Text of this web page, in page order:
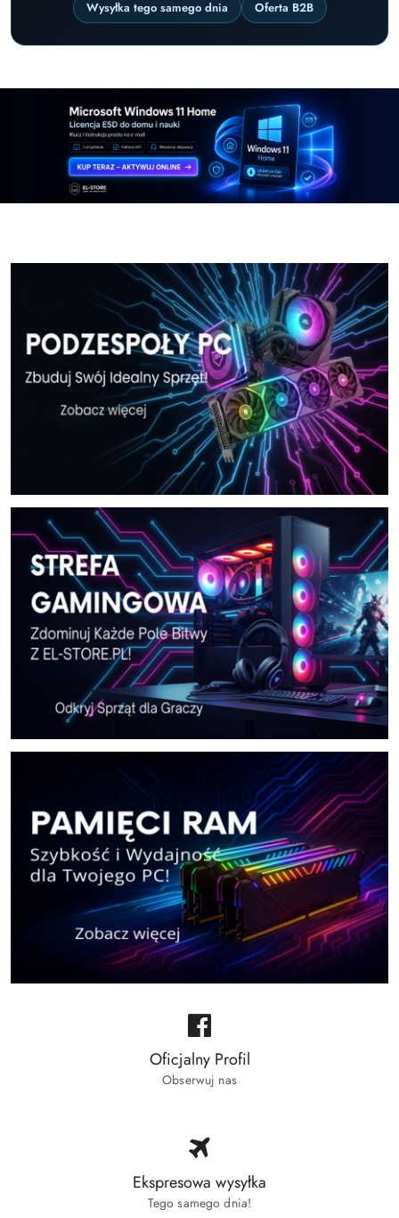
Wysyłka tego samego dnia
Oferta B2B
Pomiń karuzelę promocyjną
Oficjalny Profil
Obserwuj nas
Ekspresowa wysyłka
Tego samego dnia!